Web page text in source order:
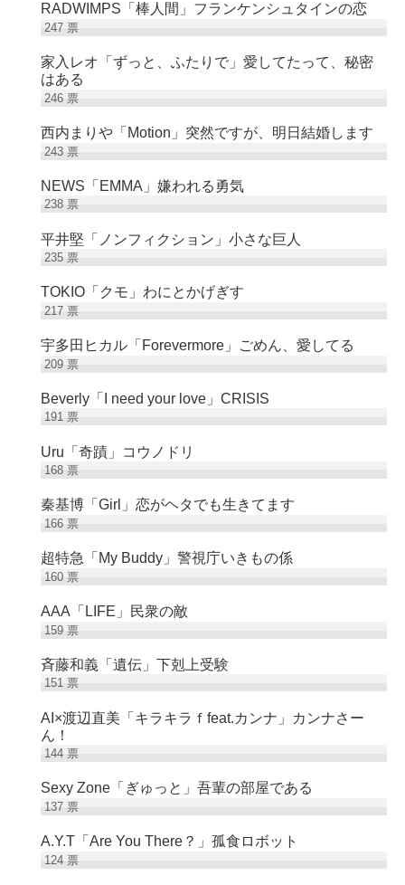
RADWIMPS「棒人間」フランケンシュタインの恋
247票
家入レオ「ずっと、ふたりで」愛してたって、秘密
はある
246票
西内まりや「Motion」突然ですが、明日結婚します
243票
NEWS「EMMA」嫌われる勇気
238票
平井堅「ノンフィクション」小さな巨人
235票
TOKIO「クモ」わにとかげぎす
217票
宇多田ヒカル「Forevermore」ごめん、愛してる
209票
Beverly「I need your love」CRISIS
191票
Uru「奇蹟」コウノドリ
168票
秦基博「Girl」恋がヘタでも生きてます
166票
超特急「My Buddy」警視庁いきもの係
160票
AAA「LIFE」民衆の敵
159票
斉藤和義「遺伝」下剋上受験
151票
AI×渡辺直美「キラキラｆfeat.カンナ」カンナさー
ん！
144票
Sexy Zone「ぎゅっと」吾輩の部屋である
137票
A.Y.T「Are You There？」孤食ロボット
124票